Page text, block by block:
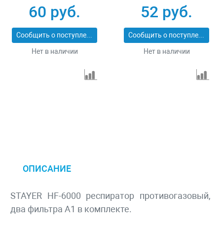
клапаном Stayer
11110_z01
60 руб.
Сообщить о поступлении
Нет в наличии
52 руб.
Сообщить о поступлении
Нет в наличии
ОПИСАНИЕ
STAYER HF-6000 респиратор противогазовый,
два фильтра A1 в комплекте.